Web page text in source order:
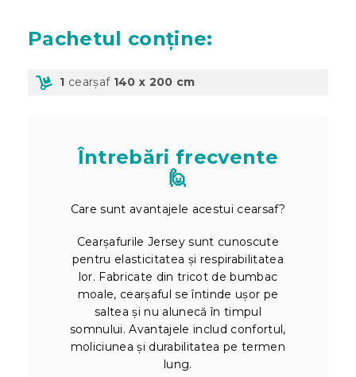
Pachetul conține:
1 cearșaf 140 x 200 cm
Întrebări frecvente
🙋
Care sunt avantajele acestui cearsaf?
Cearșafurile Jersey sunt cunoscute
pentru elasticitatea și respirabilitatea
lor. Fabricate din tricot de bumbac
moale, cearșaful se întinde ușor pe
saltea și nu alunecă în timpul
somnului. Avantajele includ confortul,
moliciunea și durabilitatea pe termen
lung.